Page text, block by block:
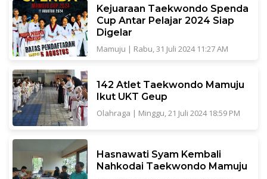
Kejuaraan Taekwondo Spenda
Cup Antar Pelajar 2024 Siap
Digelar
Mamuju | Rabu, 31 Juli 2024 11:27 AM
142 Atlet Taekwondo Mamuju
Ikut UKT Geup
Olahraga | Minggu, 21 Juli 2024 18:59 PM
Hasnawati Syam Kembali
Nahkodai Taekwondo Mamuju